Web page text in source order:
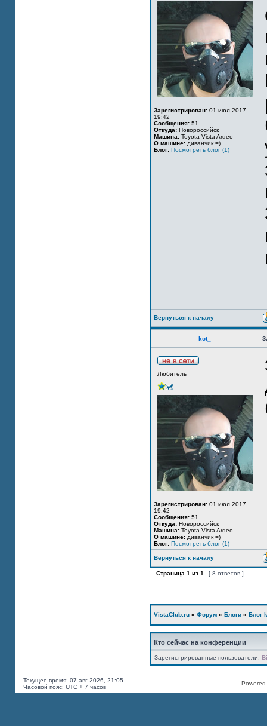
Зарегистрирован: 01 июл 2017,
19:42
Сообщения: 51
Откуда: Новороссийск
Машина: Toyota Vista Ardeo
О машине: диванчик =)
Блог: Посмотреть блог (1)
Вернуться к началу
kot_
Любитель
Зарегистрирован: 01 июл 2017,
19:42
Сообщения: 51
Откуда: Новороссийск
Машина: Toyota Vista Ardeo
О машине: диванчик =)
Блог: Посмотреть блог (1)
Вернуться к началу
Страница 1 из 1 [ 8 ответов ]
VistaClub.ru » Форум » Блоги » Блог
Кто сейчас на конференции
Зарегистрированные пользователи:
Текущее время: 07 авг 2026, 21:05
Часовой пояс: UTC + 7 часов